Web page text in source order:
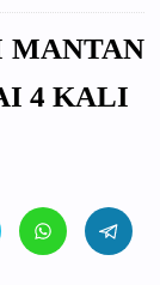
MANTAN
4 KALI